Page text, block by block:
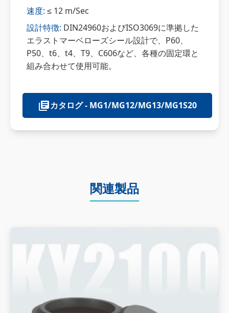
速度: ≤ 12 m/Sec
設計特徴: DIN24960およびISO3069に準拠した
エラストマーベローズシール設計で、P60、
P50、t6、t4、T9、C606など、各種の固定環と
組み合わせて使用可能。
カタログ - MG1/MG12/MG13/MG1S20
関連製品